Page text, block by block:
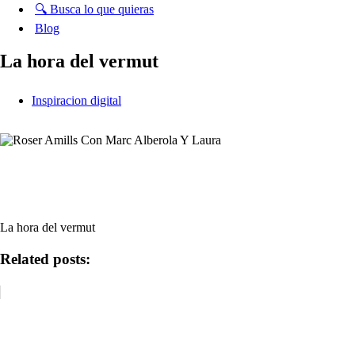
🔍 Busca lo que quieras
Blog
La hora del vermut
Inspiracion digital
La hora del vermut
Related posts: